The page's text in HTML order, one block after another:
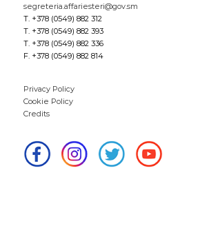
segreteria.affariesteri@gov.sm
T. +378 (0549) 882 312
T. +378 (0549) 882 393
T. +378 (0549) 882 336
F. +378 (0549) 882 814
Privacy Policy
Cookie Policy
Credits